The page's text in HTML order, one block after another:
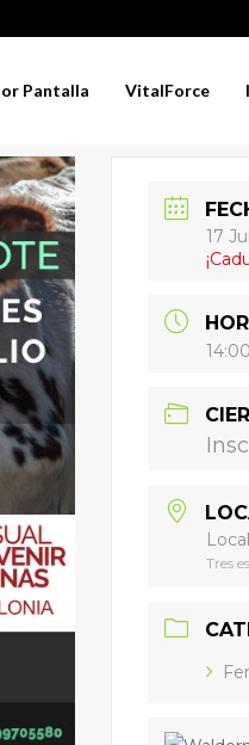
Pantalla VitalForce
17
14:00
Tres